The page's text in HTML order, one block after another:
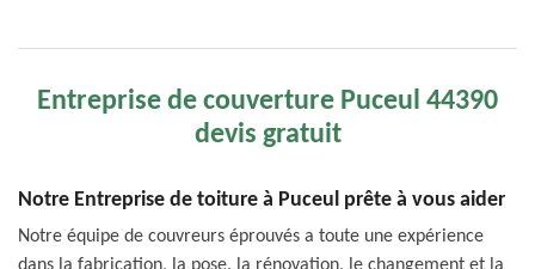
Entreprise de couverture Puceul 44390
devis gratuit
Notre Entreprise de toiture à Puceul prête à vous aider
Notre équipe de couvreurs éprouvés a toute une expérience